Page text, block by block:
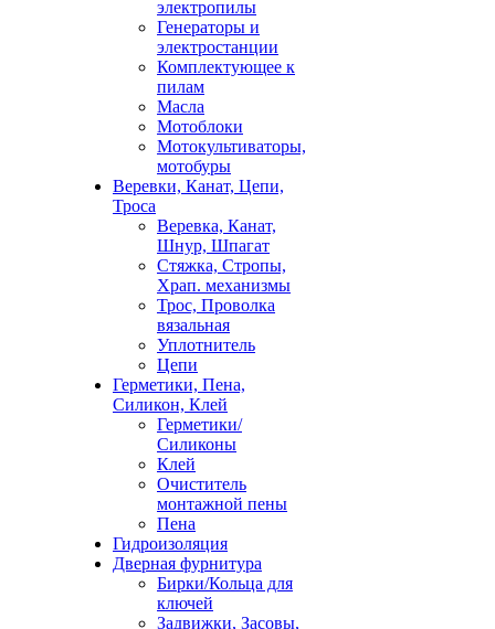
электропилы
Генераторы и
электростанции
Комплектующее к
пилам
Масла
Мотоблоки
Мотокультиваторы,
мотобуры
Веревки, Канат, Цепи,
Троса
Веревка, Канат,
Шнур, Шпагат
Стяжка, Стропы,
Храп. механизмы
Трос, Проволка
вязальная
Уплотнитель
Цепи
Герметики, Пена,
Силикон, Клей
Герметики/
Силиконы
Клей
Очиститель
монтажной пены
Пена
Гидроизоляция
Дверная фурнитура
Бирки/Кольца для
ключей
Задвижки, Засовы,